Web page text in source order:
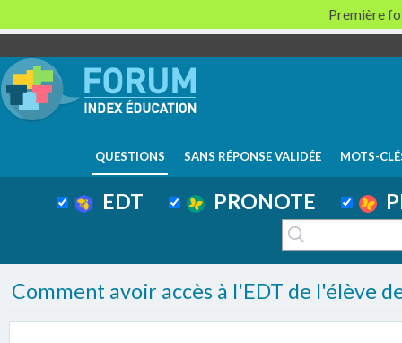
QUESTIONS SANS RÉPONSE VALIDÉE MOTS-
EDT PRONOTE
Comment avoir accès à l'EDT de l'élève
Première